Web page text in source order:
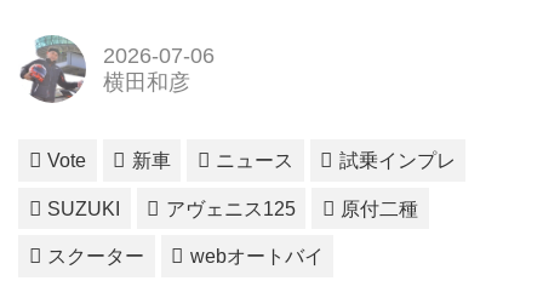
2026-07-06
横田和彦
Vote 新車 ニュース 試乗インプレ
SUZUKI アヴェニス125 原付二種
スクーター webオートバイ